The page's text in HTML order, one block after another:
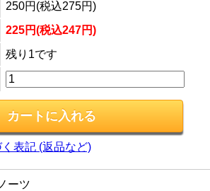
250円(税込275円)
225円(税込247円)
残り1です
表記 (返品など)
ーツ